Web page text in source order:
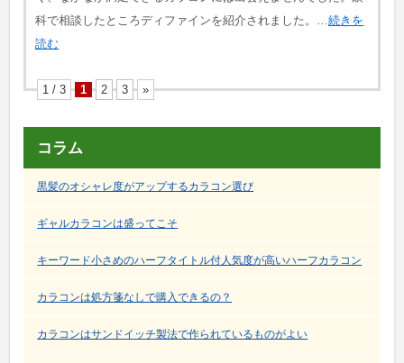
科で相談したところディファインを紹介されました。…続きを
読む
1 / 3 1 2 3 »
コラム
黒髪のオシャレ度がアップするカラコン選び
ギャルカラコンは盛ってこそ
キーワード小さめのハーフタイトル付人気度が高いハーフカラコン
カラコンは処方箋なしで購入できるの？
カラコンはサンドイッチ製法で作られているものがよい